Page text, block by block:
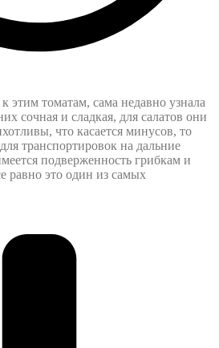
этим томатам, сама недавно узнала
сочная и сладкая, для салатов они
что касается минусов, то
транспортировок на дальние
подверженность грибкам и
равно это один из самых